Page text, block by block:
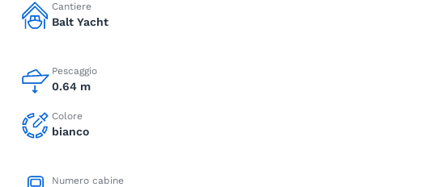
Cantiere
Balt Yacht
Pescaggio
0.64 m
Colore
bianco
Numero cabine